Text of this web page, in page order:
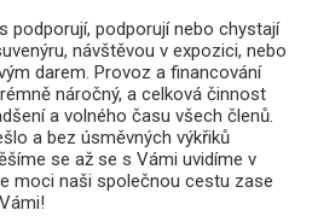
podporují, podporují nebo chystají
návštěvou v expozici, nebo
darem. Provoz a financování
náročný, a celková činnost
a volného času všech členů.
a bez úsměvných výkřiků
se až se s Vámi uvidíme v
moci naši společnou cestu zase